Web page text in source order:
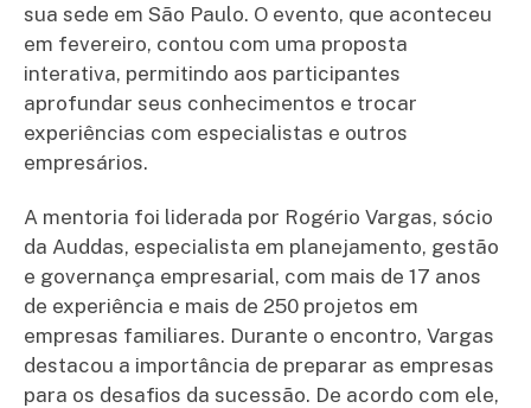
sua sede em São Paulo. O evento, que aconteceu
em fevereiro, contou com uma proposta
interativa, permitindo aos participantes
aprofundar seus conhecimentos e trocar
experiências com especialistas e outros
empresários.
A mentoria foi liderada por Rogério Vargas, sócio
da Auddas, especialista em planejamento, gestão
e governança empresarial, com mais de 17 anos
de experiência e mais de 250 projetos em
empresas familiares. Durante o encontro, Vargas
destacou a importância de preparar as empresas
para os desafios da sucessão. De acordo com ele,